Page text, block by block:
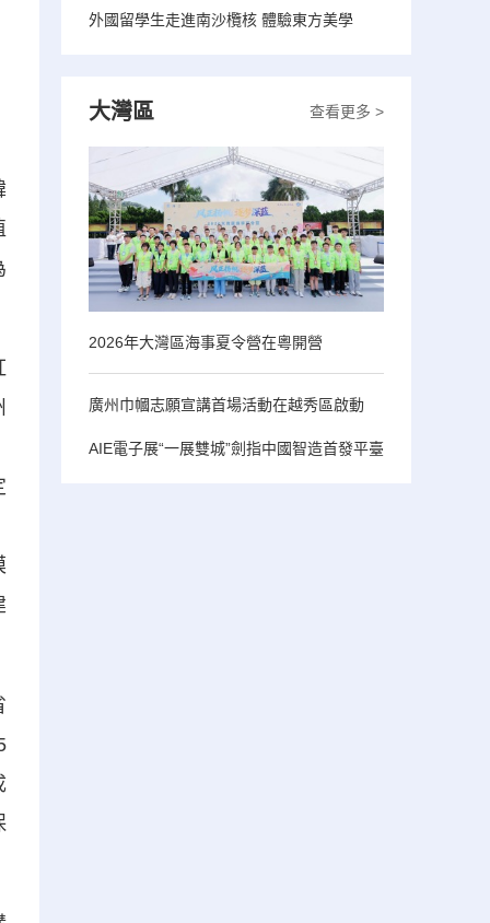
外國留學生走進南沙欖核 體驗東方美學
查看更多 >
大灣區
2026年大灣區海事夏令營在粵開營
廣州巾幗志願宣講首場活動在越秀區啟動
AIE電子展“一展雙城”劍指中國智造首發平臺